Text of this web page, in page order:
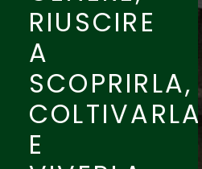
RIUSCIRE
A
SCOPRIRLA,
COLTIVARLA
E